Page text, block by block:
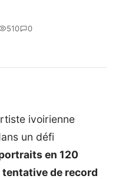
510 0
ivoirienne
un défi
en 120
tentative de record